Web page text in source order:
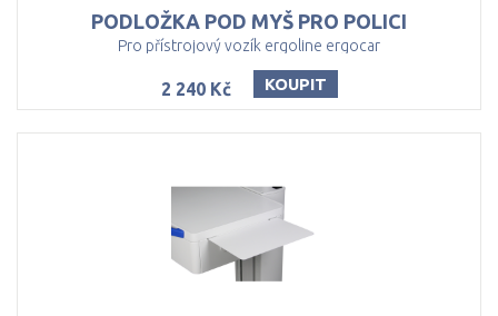
PODLOŽKA POD MYŠ PRO POLICI
Pro přístrojový vozík ergoline ergocar
2 240 Kč KOUPIT